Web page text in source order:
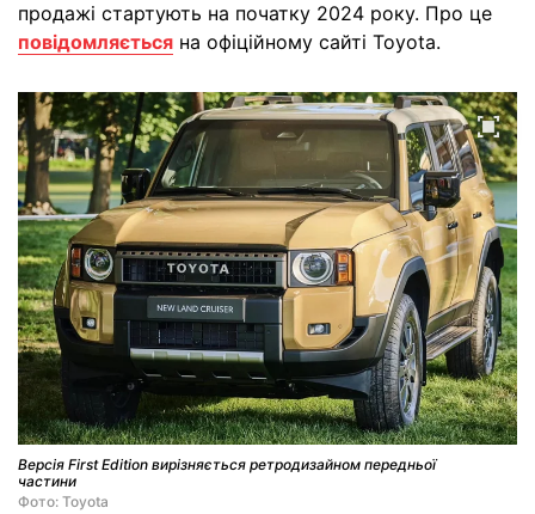
продажі стартують на початку 2024 року. Про це
повідомляється на офіційному сайті Toyota.
Версія First Edition вирізняється ретродизайном передньої
частини
Фото: Toyota